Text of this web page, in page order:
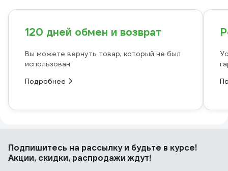
120 дней обмен и возврат
Вы можете вернуть товар, который не был
использован
Подробнее
Подпишитесь на рассылкуи будьте в курсе!
Акции, скидки, распродажи ждут!